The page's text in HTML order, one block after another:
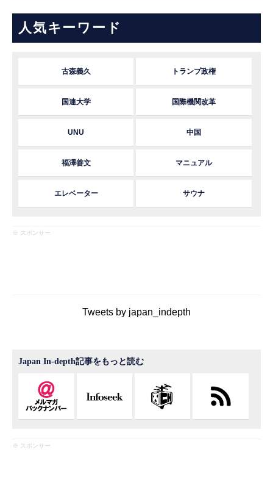
人気キーワード
古森義久 トランプ政権
国連大学 国際機関改革
UNU 中国
福澤善文 マニュアル
エレベーター サウナ
※ スポンサー
Tweets by japan_indepth
Japan In-depth記事をもっと読む
※ スポンサー